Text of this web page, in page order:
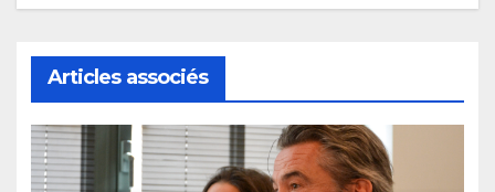
Articles associés